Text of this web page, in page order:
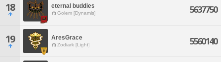
18 eternal buddies
Golem [Dynamis] 5637750
19 AresGrace
Zodiark [Light] 5560140